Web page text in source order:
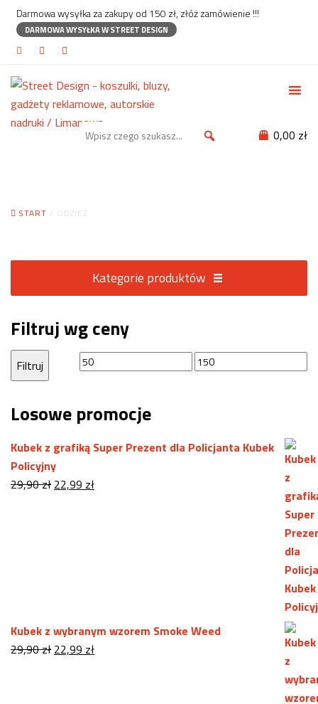
Darmowa wysyłka za zakupy od 150 zł, złóż zamówienie !!!
DARMOWA WYSYŁKA W STREET DESIGN
0,00 zł
START / ODZIEŻ
Kategorie produktów
Filtruj wg ceny
Cena
Cena
Filtruj
Losowe promocje
Kubek z grafiką Super Prezent dla Policjanta Kubek
Policyjny
29,90zł Pierwotna
22,99 złAktualna
Kubek z wybranym wzorem Smoke Weed
29,90zł Pierwotna
22,99 złAktualna